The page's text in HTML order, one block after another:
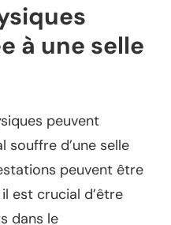
à une selle
peuvent
souffre d’une selle
peuvent être
est crucial d’être
dans le